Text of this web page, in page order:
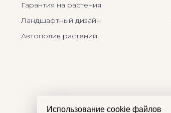
Гарантия на растения
Ландшафтный дизайн
Автополив растений
Использование cookie файлов